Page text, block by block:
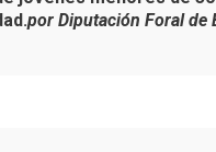
por Diputación Foral de